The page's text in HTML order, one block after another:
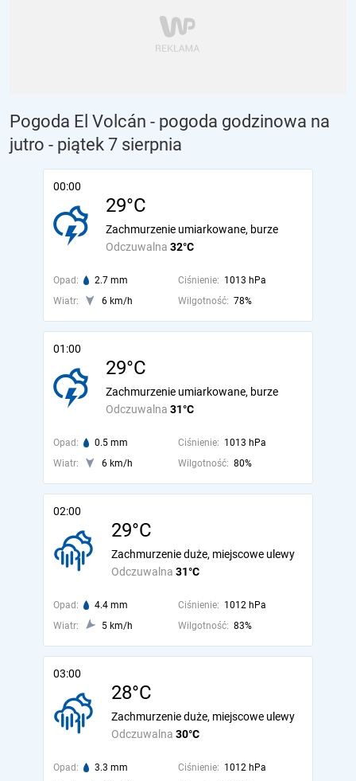
Pogoda El Volcán - pogoda godzinowa na
jutro - piątek 7 sierpnia
00:00
29°C
Odczuwalna 32°C
Zachmurzenie umiarkowane, burze
Opad: 2.7 mm Ciśnienie: 1013 hPa
Wiatr:
6 km/h Wilgotność: 78%
01:00
29°C
Odczuwalna 31°C
Zachmurzenie umiarkowane, burze
Opad: 0.5 mm Ciśnienie: 1013 hPa
Wiatr:
6 km/h Wilgotność: 80%
02:00
29°C
Odczuwalna 31°C
Zachmurzenie duże, miejscowe ulewy
Opad: 4.4 mm Ciśnienie: 1012 hPa
Wiatr:
5 km/h Wilgotność: 83%
03:00
28°C
Odczuwalna 30°C
Zachmurzenie duże, miejscowe ulewy
Opad: 3.3 mm Ciśnienie: 1012 hPa